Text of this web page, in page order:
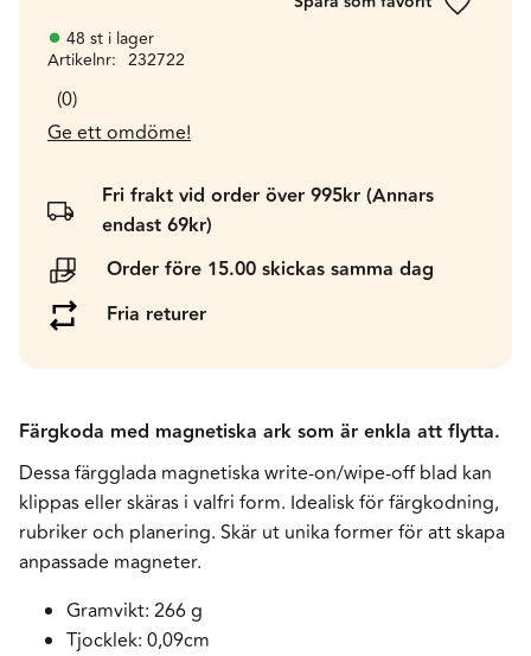
Lägg till
48 st i lager
Artikelnr
232722
0
Ge ett omdöme!
Fri frakt vid order över 995kr (Annars
endast 69kr)
Order före 15.00 skickas samma dag
Fria returer
Färgkoda med magnetiska ark som är enkla att flytta.
Dessa färgglada magnetiska write-on/wipe-off blad kan
klippas eller skäras i valfri form. Idealisk för färgkodning,
rubriker och planering. Skär ut unika former för att skapa
anpassade magneter.
Gramvikt: 266 g
Tjocklek: 0,09cm